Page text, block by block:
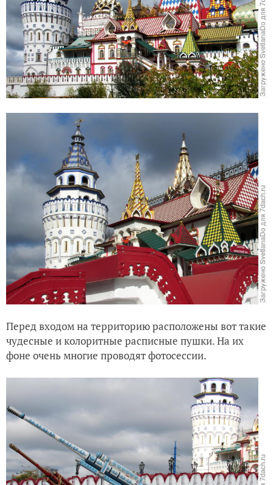
Перед входом на территорию расположены вот такие
чудесные и колоритные расписные пушки. На их
фоне очень многие проводят фотосессии.